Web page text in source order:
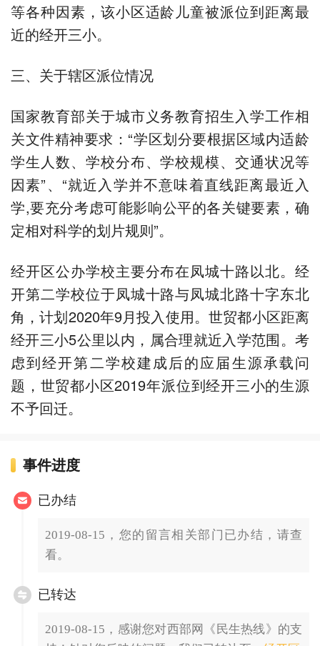
等各种因素，该小区适龄儿童被派位到距离最
近的经开三小。
三、关于辖区派位情况
国家教育部关于城市义务教育招生入学工作相
关文件精神要求：“学区划分要根据区域内适龄
学生人数、学校分布、学校规模、交通状况等
因素”、“就近入学并不意味着直线距离最近入
学,要充分考虑可能影响公平的各关键要素，确
定相对科学的划片规则”。
经开区公办学校主要分布在凤城十路以北。经
开第二学校位于凤城十路与凤城北路十字东北
角，计划2020年9月投入使用。世贸都小区距离
经开三小5公里以内，属合理就近入学范围。考
虑到经开第二学校建成后的应届生源承载问
题，世贸都小区2019年派位到经开三小的生源
不予回迁。
事件进度
已办结
2019-08-15，您的留言相关部门已办结，请查
看。
已转达
2019-08-15，感谢您对西部网《民生热线》的支